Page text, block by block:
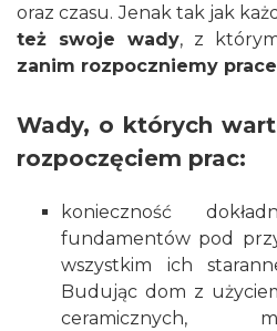
oraz czasu. Jenak tak jak
też swoje wady, z
zanim rozpoczniemy
Wady, o których
rozpoczęciem prac:
konieczność
fundamentów pod
wszystkim ich
Budując dom z
ceramicznych,